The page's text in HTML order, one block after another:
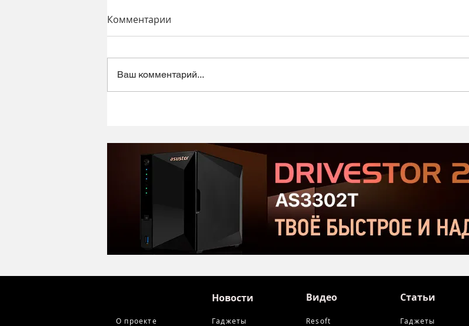
микрофон в ретро корпусе
Serious Sam: Shatterverse в
Комментарии
Ваш комментарий...
О проекте
Новости Видео Статьи
Гаджеты Resoft Гаджеты